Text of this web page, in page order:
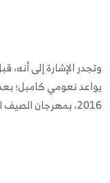
وتجدر الإشارة إلى أنه،
يواعد نعومي كامبل؛
2016، بمهرجان الصيف البريطاني في لندن.